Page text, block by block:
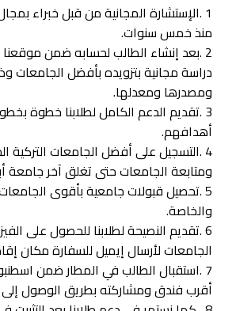
1 .الإستشارة المجانية من قبل خبراء
منذ خمس سنوات.
2 .بعد إنشاء الطالب لحسابه ضمن
دراسة مجانية بتزويده بأفضل
ومصدرها ومعدلها.
3 .تقديم الدعم الكامل لطلابنا خطوة
أهدافهم.
4 .التسجيل على أفضل الجامعات التركية
ومتابعة الجامعات حتى تغلق آخر جامعة
5 .تحصيل قبولات جامعية بأقوى
والخاصة.
6 .تقديم النصيحة لطلابنا للحصول على
الجامعات لأرسال إيميل للسفارة مكان
7 .استقبال الطالب في المطار ضمن
أقرب فندق ومشاركته بطريق الوصول